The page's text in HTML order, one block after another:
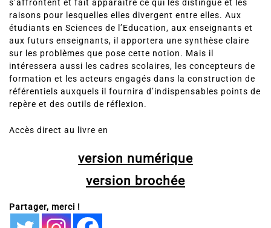
s’affrontent et fait apparaître ce qui les distingue et les
raisons pour lesquelles elles divergent entre elles. Aux
étudiants en Sciences de l’Education, aux enseignants et
aux futurs enseignants, il apportera une synthèse claire
sur les problèmes que pose cette notion. Mais il
intéressera aussi les cadres scolaires, les concepteurs de
formation et les acteurs engagés dans la construction de
référentiels auxquels il fournira d’indispensables points de
repère et des outils de réflexion.
Accès direct au livre en
version numérique
version brochée
Partager, merci !